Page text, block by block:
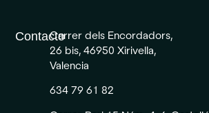
ContactoCarrer dels Encordadors,
26 bis, 46950 Xirivella,
Valencia
634 79 61 82